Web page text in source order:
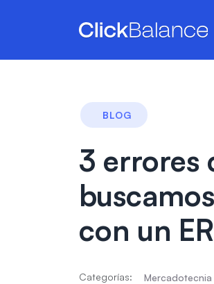
BLOG
3 errores
con un
Categorías: Mercadotecnia